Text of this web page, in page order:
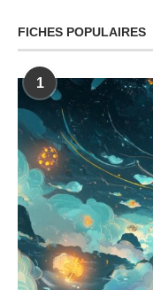
FICHES POPULAIRES
1